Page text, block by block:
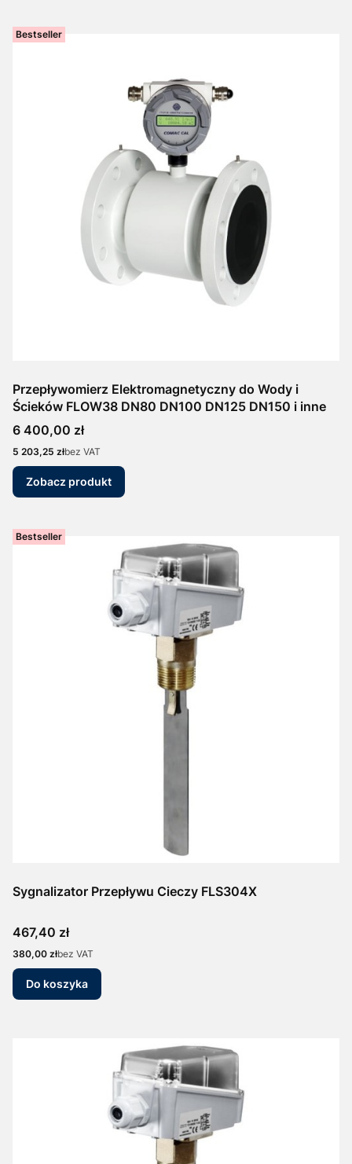
Bestseller
Przepływomierz Elektromagnetyczny do Wody i
Ścieków FLOW38 DN80 DN100 DN125 DN150 i inne
Cena
6 400,00 zł
Cena
5 203,25 złbez VAT
Zobacz produkt
Bestseller
Sygnalizator Przepływu Cieczy FLS304X
Cena
467,40 zł
Cena
380,00 złbez VAT
Do koszyka